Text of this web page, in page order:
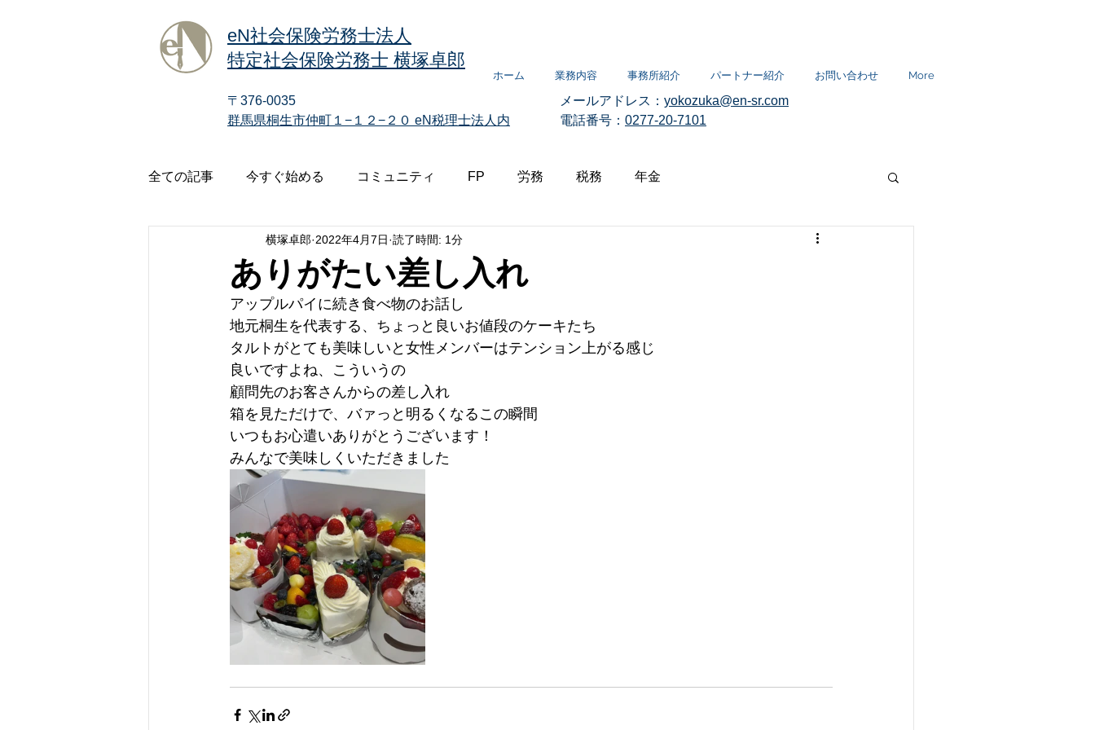
eN社会保険労務士法人
特定社会保険労務士 横塚卓郎
ホーム 業務内容 事務所紹介 パートナー紹介 お問い合わせ More
〒376-0035
群馬県桐生市仲町１−１２−２０ eN税理士法人内
メールアドレス： yokozuka@en-sr.com
電話番号： 0277-20-7101
全ての記事 今すぐ始める コミュニティ FP 労務 税務 年金
ありがたい差し入れ
横塚卓郎 2022年4月7日 読了時間: 1分
アップルパイに続き食べ物のお話し
地元桐生を代表する、ちょっと良いお値段のケーキたち
タルトがとても美味しいと女性メンバーはテンション上がる感じ
良いですよね、こういうの
顧問先のお客さんからの差し入れ
箱を見ただけで、バァっと明るくなるこの瞬間
いつもお心遣いありがとうございます！
みんなで美味しくいただきました